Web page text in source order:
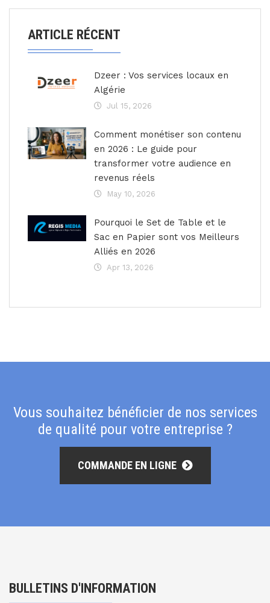
ARTICLE RÉCENT
Dzeer : Vos services locaux en
Algérie
Jul 15, 2026
Comment monétiser son contenu
en 2026 : Le guide pour
transformer votre audience en
revenus réels
May 10, 2026
Pourquoi le Set de Table et le
Sac en Papier sont vos Meilleurs
Alliés en 2026
Apr 13, 2026
Vous souhaitez bénéficier de nos services
de qualité pour votre entreprise ?
COMMANDE EN LIGNE
BULLETINS D'INFORMATION